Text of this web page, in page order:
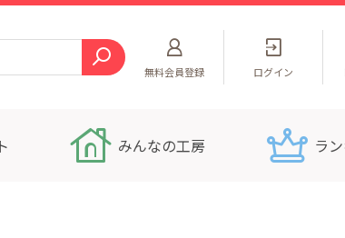
無料会員登録 ログイン
みんなの工房 ラ